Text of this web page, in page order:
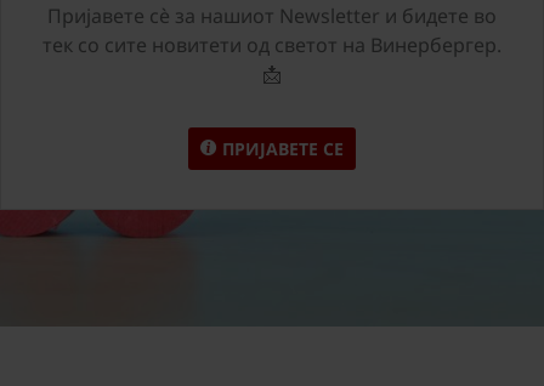
Пријавете сѐ за нашиот Newsletter и бидете во
тек со сите новитети од светот на Винербергер.
📩
ПРИЈАВЕТЕ СЕ